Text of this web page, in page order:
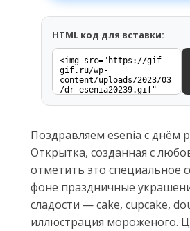
HTML код для вставки:
Поздравляем esenia с днём
Открытка, созданная с
отметить это специальное
фоне праздничные
сладости — cake, cupcake,
иллюстрация мороженого.